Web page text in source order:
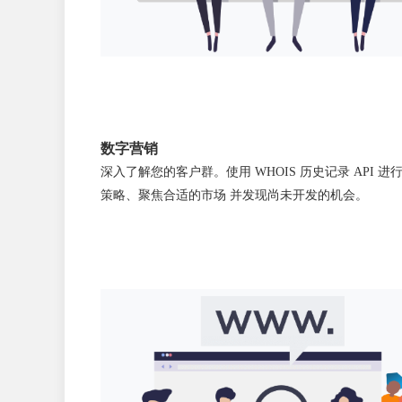
数字营销
深入了解您的客户群。使用 WHOIS 历史记录 API 进
策略、聚焦合适的市场 并发现尚未开发的机会。